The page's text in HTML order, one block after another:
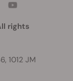
rights
1012 JM